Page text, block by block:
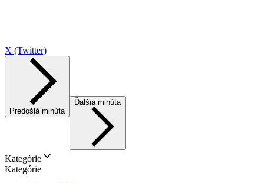
X (Twitter)
Predošlá minúta
Ďalšia minúta
Kategórie
Kategórie